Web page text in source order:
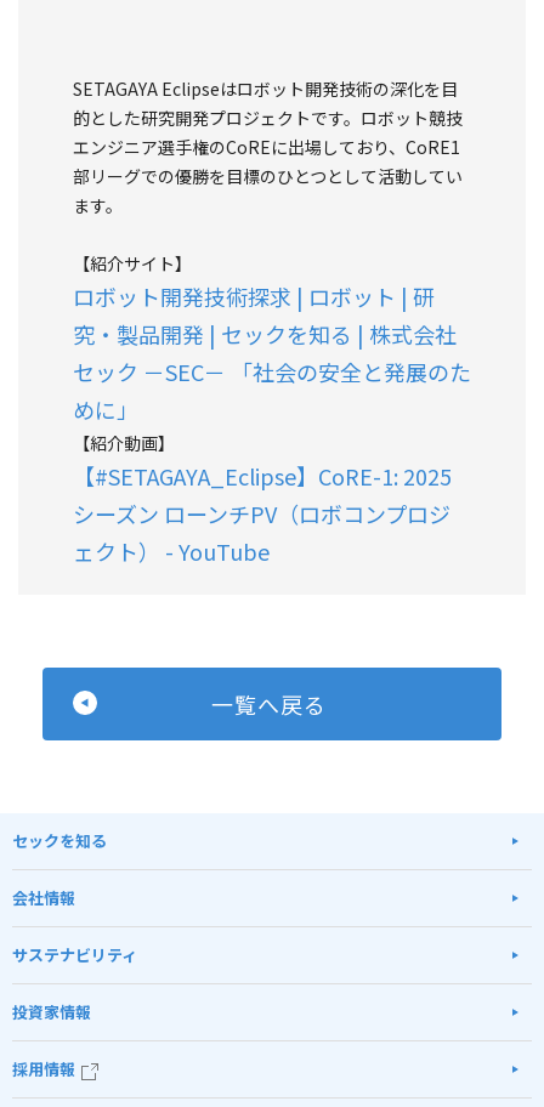
SETAGAYA Eclipseはロボット開発技術の深化を目
的とした研究開発プロジェクトです。ロボット競技
エンジニア選手権のCoREに出場しており、CoRE1
部リーグでの優勝を目標のひとつとして活動してい
ます。
【紹介サイト】
ロボット開発技術探求 | ロボット | 研
究・製品開発 | セックを知る | 株式会社
セック －SEC－ 「社会の安全と発展のた
めに」
【紹介動画】
【#SETAGAYA_Eclipse】CoRE-1: 2025
シーズン ローンチPV（ロボコンプロジ
ェクト） - YouTube
一覧へ戻る
セックを知る
会社情報
サステナビリティ
投資家情報
採用情報